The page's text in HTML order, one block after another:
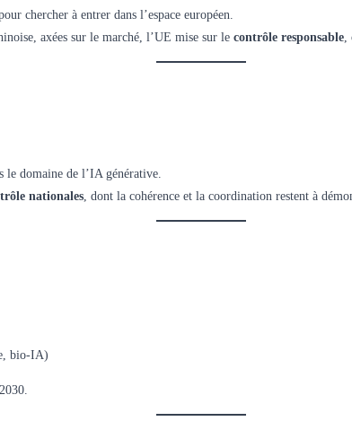
chercher à entrer dans l’espace européen.
axées sur le marché, l’UE mise sur le contrôle responsable
le domaine de l’IA générative.
nationales , dont la cohérence et la coordination restent à
bio-IA)